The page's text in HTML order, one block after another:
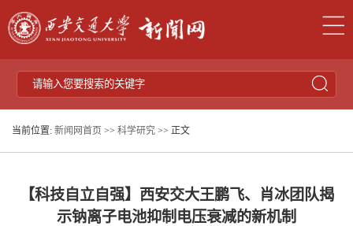
当前位置: 新闻网首页 >> 科学研究 >> 正文
【科技自立自强】西安交大王鹏飞、肖冰团队揭
示钠离子电池抑制电压衰减的新机制